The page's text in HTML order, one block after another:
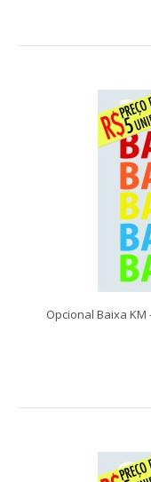
Compras
Padrão: 90x9
Opcional Baixa